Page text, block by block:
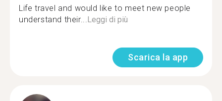
Life travel and would like to meet new people
understand their...Leggi di più
Scarica la app